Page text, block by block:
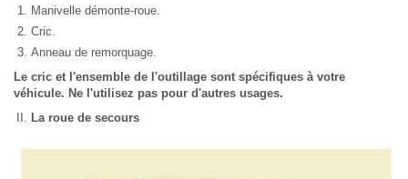
Manivelle démonte-roue.
Cric.
Anneau de remorquage.
Le cric et l'ensemble de l'outillage sont spécifiques à votre
véhicule. Ne l'utilisez pas pour d'autres usages.
La roue de secours